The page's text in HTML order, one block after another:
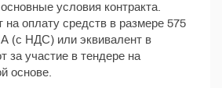
условия контракта.
на оплату средств в размере 575
(с НДС) или эквивалент в
за участие в тендере на
основе.